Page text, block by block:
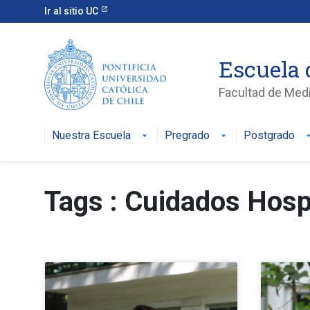
Ir al sitio UC
Escuela
Facultad de
Nuestra Escuela Pregrado Postgrado
Tags : Cuidados